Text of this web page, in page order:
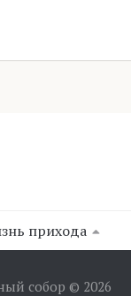
прихода
собор © 2026